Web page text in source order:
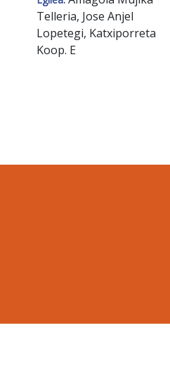
Telleria, Jose Anjel
Lopetegi, Katxiporreta
Koop. E